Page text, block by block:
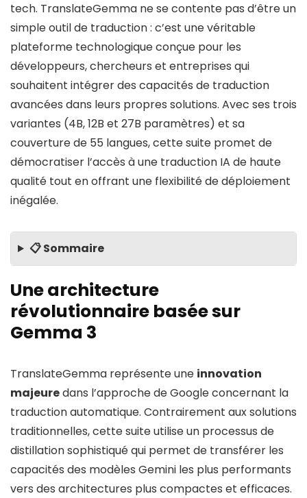
tech. TranslateGemma ne se contente pas d’être un
simple outil de traduction : c’est une véritable
plateforme technologique conçue pour les
développeurs, chercheurs et entreprises qui
souhaitent intégrer des capacités de traduction
avancées dans leurs propres solutions. Avec ses trois
variantes (4B, 12B et 27B paramètres) et sa
couverture de 55 langues, cette suite promet de
démocratiser l’accès à une traduction IA de haute
qualité tout en offrant une flexibilité de déploiement
inégalée.
📋 Sommaire
Une architecture
révolutionnaire basée sur
Gemma 3
TranslateGemma représente une innovation
majeuredans l’approche de Google concernant la
traduction automatique. Contrairement aux solutions
traditionnelles, cette suite utilise un processus de
distillation sophistiqué qui permet de transférer les
capacités des modèles Gemini les plus performants
vers des architectures plus compactes et efficaces.